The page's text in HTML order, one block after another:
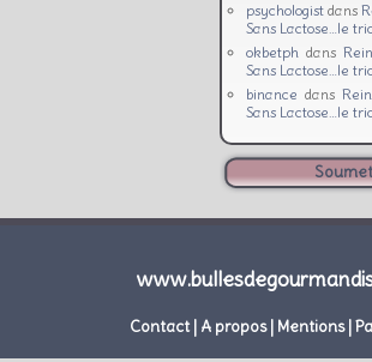
psychologist dans
Sans Lactose…le
okbetph dans
Sans Lactose…le
binance dans
Sans Lactose…le
Contact| A propos| Mentions|